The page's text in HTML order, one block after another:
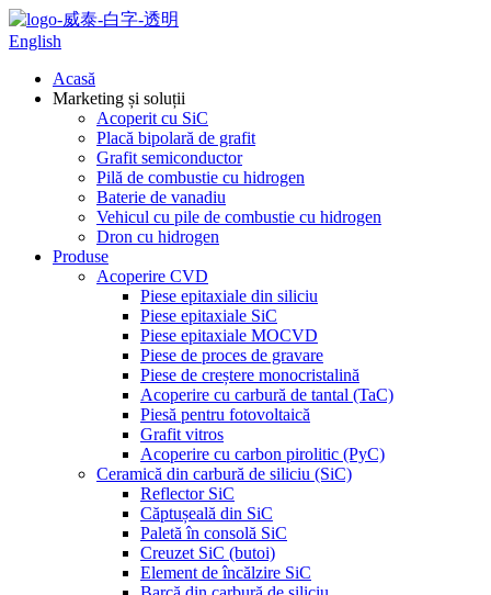
English
Acasă
Marketing și soluții
Acoperit cu SiC
Placă bipolară de grafit
Grafit semiconductor
Pilă de combustie cu hidrogen
Baterie de vanadiu
Vehicul cu pile de combustie cu hidrogen
Dron cu hidrogen
Produse
Acoperire CVD
Piese epitaxiale din siliciu
Piese epitaxiale SiC
Piese epitaxiale MOCVD
Piese de proces de gravare
Piese de creștere monocristalină
Acoperire cu carbură de tantal (TaC)
Piesă pentru fotovoltaică
Grafit vitros
Acoperire cu carbon pirolitic (PyC)
Ceramică din carbură de siliciu (SiC)
Reflector SiC
Căptușeală din SiC
Paletă în consolă SiC
Creuzet SiC (butoi)
Element de încălzire SiC